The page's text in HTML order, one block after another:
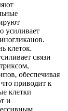
усиливает
клеток.
связи
обеспечивая
приводит к
клетки
и